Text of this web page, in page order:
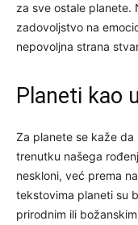
za sve ostale planete.
zadovoljstvo na
nepovoljna strana
Planeti kao
Za planete se kaže da
trenutku našega
neskloni, već prema
tekstovima planeti su
prirodnim ili